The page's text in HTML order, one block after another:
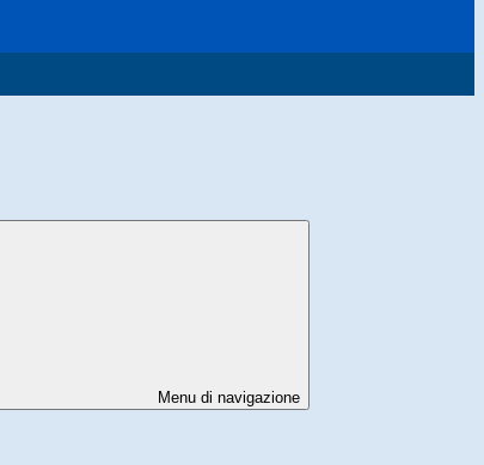
Menu di navigazione